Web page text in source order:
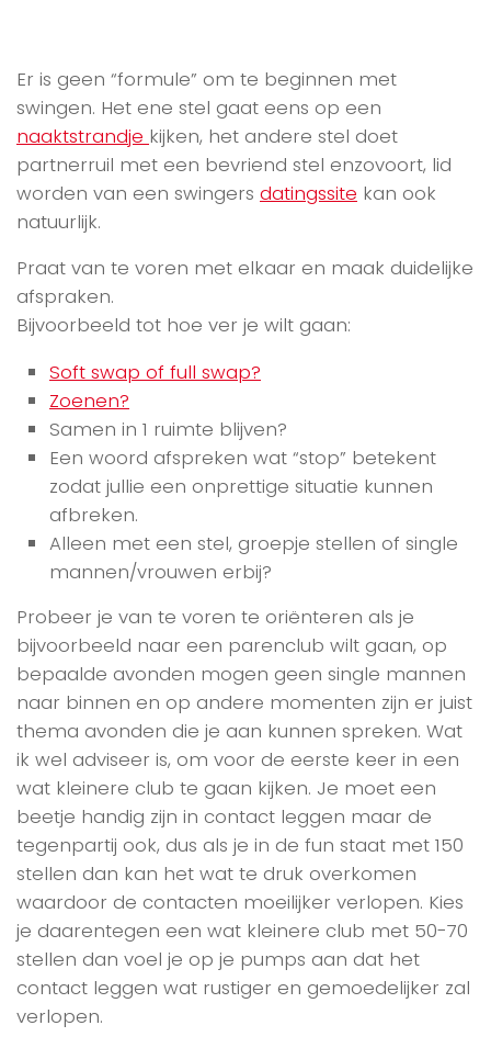
Er is geen “formule” om te beginnen met
swingen. Het ene stel gaat eens op een
naaktstrandje kijken, het andere stel doet
partnerruil met een bevriend stel enzovoort, lid
worden van een swingers datingssite kan ook
natuurlijk.
Praat van te voren met elkaar en maak duidelijke
afspraken.
Bijvoorbeeld tot hoe ver je wilt gaan:
Soft swap of full swap?
Zoenen?
Samen in 1 ruimte blijven?
Een woord afspreken wat “stop” betekent
zodat jullie een onprettige situatie kunnen
afbreken.
Alleen met een stel, groepje stellen of single
mannen/vrouwen erbij?
Probeer je van te voren te oriënteren als je
bijvoorbeeld naar een parenclub wilt gaan, op
bepaalde avonden mogen geen single mannen
naar binnen en op andere momenten zijn er juist
thema avonden die je aan kunnen spreken. Wat
ik wel adviseer is, om voor de eerste keer in een
wat kleinere club te gaan kijken. Je moet een
beetje handig zijn in contact leggen maar de
tegenpartij ook, dus als je in de fun staat met 150
stellen dan kan het wat te druk overkomen
waardoor de contacten moeilijker verlopen. Kies
je daarentegen een wat kleinere club met 50-70
stellen dan voel je op je pumps aan dat het
contact leggen wat rustiger en gemoedelijker zal
verlopen.